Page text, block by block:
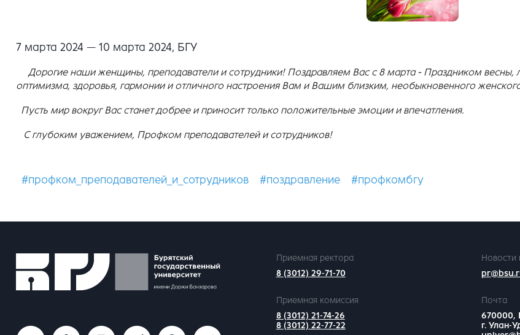
7 марта 2024 — 10 марта 2024, БГУ
Дорогие наши женщины, преподаватели и сотрудники! Поздравляем Вас с 8 марта - Праздником
оптимизма, здоровья, гармонии и отличного настроения Вам и Вашим близким, необыкновенного
Пусть мир вокруг Вас станет добрее и приносит только положительные эмоции и впечатления.
С глубоким уважением, Профком преподавателей и сотрудников!
#профком_преподавателей_и_сотрудников #поздравление #профкомбгу
Приемная ректора
8 (3012) 29-71-70
Новости
Приемная комиссия
8 (3012) 21-74-26
8 (3012) 22-77-22
Почта
670000,
г. Улан-